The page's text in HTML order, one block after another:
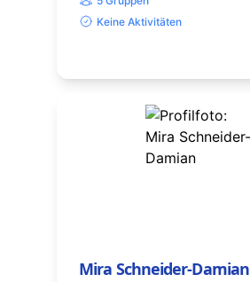
Keine Aktivitäten
Mira Schneider-Damian